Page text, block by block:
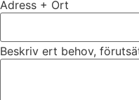
Adress + Ort
Beskriv ert behov,